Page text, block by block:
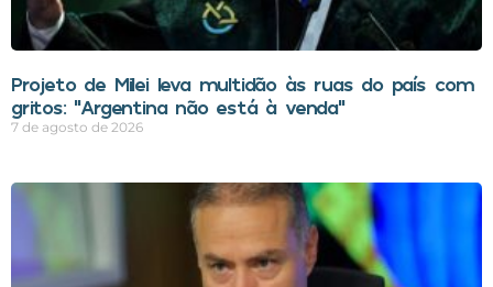
Projeto de Milei leva multidão às ruas do país com
gritos: “Argentina não está à venda”
7 de agosto de 2026